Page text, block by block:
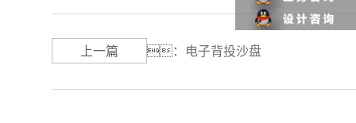
上一篇 ： 电子背投沙盘